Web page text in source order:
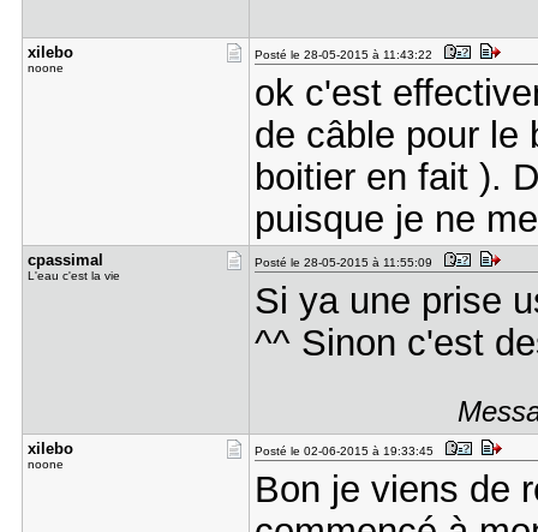
xilebo
noone
Posté le 28-05-2015 à 11:43:22
ok c'est
de câble pour le
boitier en fait ).
puisque je ne
cpassimal
L'eau c'est la vie
Posté le 28-05-2015 à 11:55:09
Si ya une prise
^^ Sinon c'est
xilebo
noone
Posté le 02-06-2015 à 19:33:45
Bon je viens de